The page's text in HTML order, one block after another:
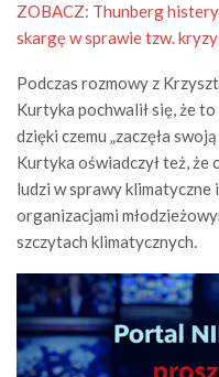
ZOBACZ: Thunberg
skargę w sprawie tzw.
Podczas rozmowy z
Kurtyka pochwalił się, że
dzięki czemu „zaczęła
Kurtyka oświadczył też, że
ludzi w sprawy klimatyczne
organizacjami
szczytach klimatycznych.